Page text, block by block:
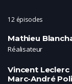
12 épisodes
Mathieu
Réalisateur
Vincent Leclerc
Marc-André